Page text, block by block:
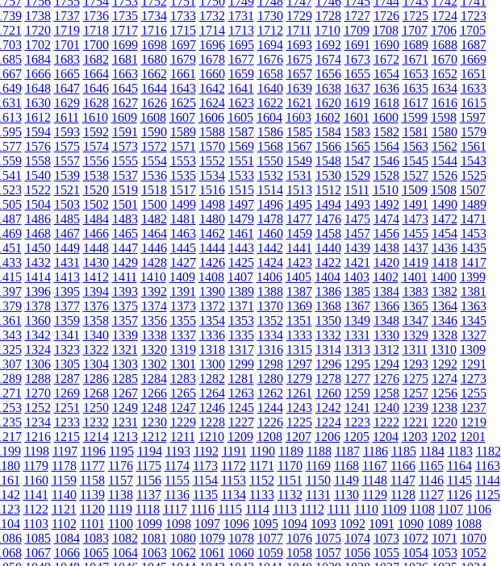
1738 1737 1736 1735 1734 1733 1732 1731 1730 1729 1728 1727 1726 1725 1724 1723
1720 1719 1718 1717 1716 1715 1714 1713 1712 1711 1710 1709 1708 1707 1706 1705
1702 1701 1700 1699 1698 1697 1696 1695 1694 1693 1692 1691 1690 1689 1688 1687
1684 1683 1682 1681 1680 1679 1678 1677 1676 1675 1674 1673 1672 1671 1670 1669
1666 1665 1664 1663 1662 1661 1660 1659 1658 1657 1656 1655 1654 1653 1652 1651
1648 1647 1646 1645 1644 1643 1642 1641 1640 1639 1638 1637 1636 1635 1634 1633
1630 1629 1628 1627 1626 1625 1624 1623 1622 1621 1620 1619 1618 1617 1616 1615
1612 1611 1610 1609 1608 1607 1606 1605 1604 1603 1602 1601 1600 1599 1598 1597
1594 1593 1592 1591 1590 1589 1588 1587 1586 1585 1584 1583 1582 1581 1580 1579
1576 1575 1574 1573 1572 1571 1570 1569 1568 1567 1566 1565 1564 1563 1562 1561
1558 1557 1556 1555 1554 1553 1552 1551 1550 1549 1548 1547 1546 1545 1544 1543
1540 1539 1538 1537 1536 1535 1534 1533 1532 1531 1530 1529 1528 1527 1526 1525
1522 1521 1520 1519 1518 1517 1516 1515 1514 1513 1512 1511 1510 1509 1508 1507
1504 1503 1502 1501 1500 1499 1498 1497 1496 1495 1494 1493 1492 1491 1490 1489
1486 1485 1484 1483 1482 1481 1480 1479 1478 1477 1476 1475 1474 1473 1472 1471
1468 1467 1466 1465 1464 1463 1462 1461 1460 1459 1458 1457 1456 1455 1454 1453
1450 1449 1448 1447 1446 1445 1444 1443 1442 1441 1440 1439 1438 1437 1436 1435
1432 1431 1430 1429 1428 1427 1426 1425 1424 1423 1422 1421 1420 1419 1418 1417
1414 1413 1412 1411 1410 1409 1408 1407 1406 1405 1404 1403 1402 1401 1400 1399
1396 1395 1394 1393 1392 1391 1390 1389 1388 1387 1386 1385 1384 1383 1382 1381
1378 1377 1376 1375 1374 1373 1372 1371 1370 1369 1368 1367 1366 1365 1364 1363
1360 1359 1358 1357 1356 1355 1354 1353 1352 1351 1350 1349 1348 1347 1346 1345
1342 1341 1340 1339 1338 1337 1336 1335 1334 1333 1332 1331 1330 1329 1328 1327
1324 1323 1322 1321 1320 1319 1318 1317 1316 1315 1314 1313 1312 1311 1310 1309
1306 1305 1304 1303 1302 1301 1300 1299 1298 1297 1296 1295 1294 1293 1292 1291
1288 1287 1286 1285 1284 1283 1282 1281 1280 1279 1278 1277 1276 1275 1274 1273
1270 1269 1268 1267 1266 1265 1264 1263 1262 1261 1260 1259 1258 1257 1256 1255
1252 1251 1250 1249 1248 1247 1246 1245 1244 1243 1242 1241 1240 1239 1238 1237
1234 1233 1232 1231 1230 1229 1228 1227 1226 1225 1224 1223 1222 1221 1220 1219
1216 1215 1214 1213 1212 1211 1210 1209 1208 1207 1206 1205 1204 1203 1202 1201
1198 1197 1196 1195 1194 1193 1192 1191 1190 1189 1188 1187 1186 1185 1184 1183 1182
1179 1178 1177 1176 1175 1174 1173 1172 1171 1170 1169 1168 1167 1166 1165 1164 1163
1160 1159 1158 1157 1156 1155 1154 1153 1152 1151 1150 1149 1148 1147 1146 1145 1144
1141 1140 1139 1138 1137 1136 1135 1134 1133 1132 1131 1130 1129 1128 1127 1126 1125
1122 1121 1120 1119 1118 1117 1116 1115 1114 1113 1112 1111 1110 1109 1108 1107 1106
1103 1102 1101 1100 1099 1098 1097 1096 1095 1094 1093 1092 1091 1090 1089 1088
1085 1084 1083 1082 1081 1080 1079 1078 1077 1076 1075 1074 1073 1072 1071 1070
1067 1066 1065 1064 1063 1062 1061 1060 1059 1058 1057 1056 1055 1054 1053 1052